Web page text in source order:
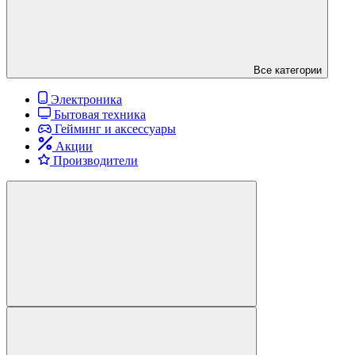
Все категории
Электроника
Бытовая техника
Гейминг и аксессуары
Акции
Производители